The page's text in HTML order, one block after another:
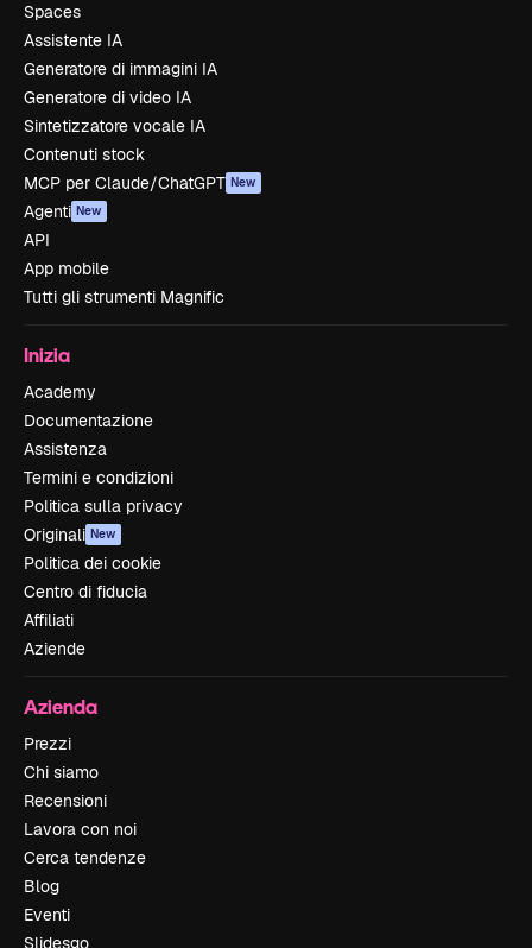
Spaces
Assistente IA
Generatore di immagini IA
Generatore di video IA
Sintetizzatore vocale IA
Contenuti stock
MCP per Claude/ChatGPT New
Agenti New
API
App mobile
Tutti gli strumenti Magnific
Inizia
Academy
Documentazione
Assistenza
Termini e condizioni
Politica sulla privacy
Originali New
Politica dei cookie
Centro di fiducia
Affiliati
Aziende
Azienda
Prezzi
Chi siamo
Recensioni
Lavora con noi
Cerca tendenze
Blog
Eventi
Slidesgo